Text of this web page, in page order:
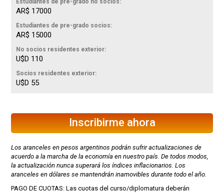
Estudiantes de pre-grado no socios:
AR$ 17000
Estudiantes de pre-grado socios:
AR$ 15000
No socios residentes exterior:
U$D 110
Socios residentes exterior:
U$D 55
Inscribirme ahora
Los aranceles en pesos argentinos podrán sufrir actualizaciones de
acuerdo a la marcha de la economía en nuestro país. De todos modos,
la actualización nunca superará los índices inflacionarios. Los
aranceles en dólares se mantendrán inamovibles durante todo el año.
PAGO DE CUOTAS: Las cuotas del curso/diplomatura deberán